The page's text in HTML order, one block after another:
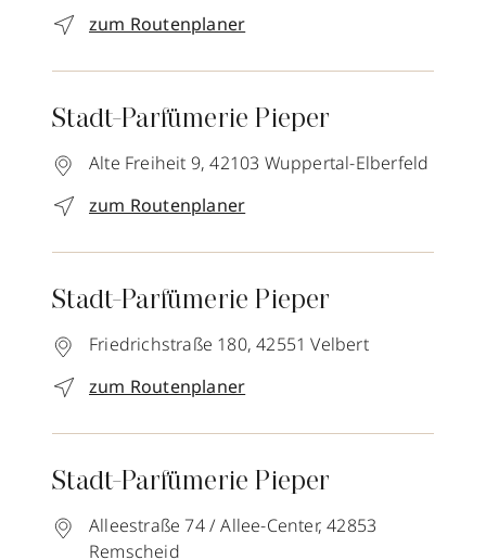
zum Routenplaner
Stadt-Parfümerie Pieper
Alte Freiheit 9, 42103 Wuppertal-Elberfeld
zum Routenplaner
Stadt-Parfümerie Pieper
Friedrichstraße 180, 42551 Velbert
zum Routenplaner
Stadt-Parfümerie Pieper
Alleestraße 74 / Allee-Center, 42853
Remscheid